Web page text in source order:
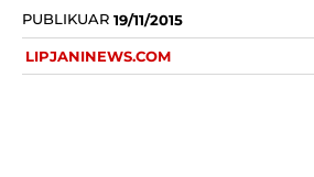
PUBLIKUAR 19/11/2015
LIPJANINEWS.COM